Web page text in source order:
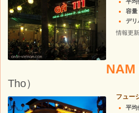
平均
容量
デリ
情報更
Tho）
フュー
平均